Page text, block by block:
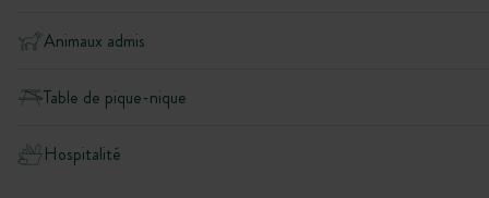
Animaux admis
Table de pique-nique
Hospitalité